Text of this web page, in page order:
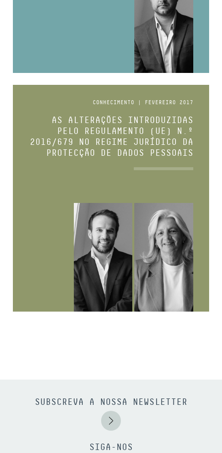
CONHECIMENTO | FEVEREIRO 2017
AS ALTERAÇÕES INTRODUZIDAS
PELO REGULAMENTO (UE) N.º
2016/679 NO REGIME JURÍDICO DA
PROTECÇÃO DE DADOS PESSOAIS
SUBSCREVA A NOSSA NEWSLETTER
SIGA-NOS